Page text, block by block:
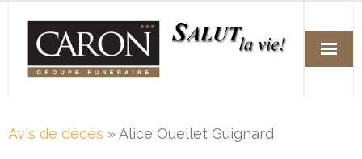
Avis de décès » Alice Ouellet Guignard